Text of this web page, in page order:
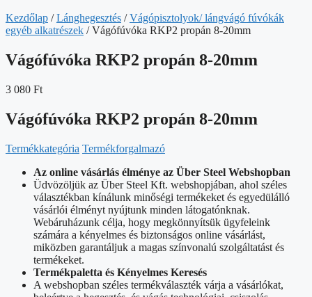
Kezdőlap /Lánghegesztés /Vágópisztolyok/ lángvágó fúvókák
egyéb alkatrészek / Vágófúvóka RKP2 propán 8-20mm
Vágófúvóka RKP2 propán 8-20mm
3 080 Ft
Vágófúvóka RKP2 propán 8-20mm
Termékkategória Termékforgalmazó
Az online vásárlás élménye az Über Steel Webshopban
Üdvözöljük az Über Steel Kft. webshopjában, ahol széles
választékban kínálunk minőségi termékeket és egyedülálló
vásárlói élményt nyújtunk minden látogatónknak.
Webáruházunk célja, hogy megkönnyítsük ügyfeleink
számára a kényelmes és biztonságos online vásárlást,
miközben garantáljuk a magas színvonalú szolgáltatást és
termékeket.
Termékpaletta és Kényelmes Keresés
A webshopban széles termékválaszték várja a vásárlókat,